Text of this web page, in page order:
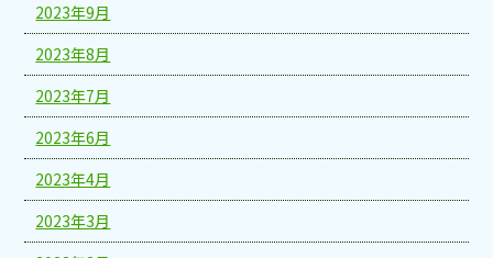
2023年9月
2023年8月
2023年7月
2023年6月
2023年4月
2023年3月